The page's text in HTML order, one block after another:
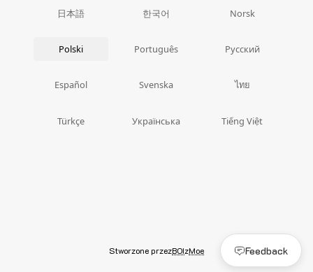
日本語 한국어 Norsk
Polski Português Русский
Español Svenska ไทย
Türkçe Українська Tiếng Việt
Stworzone przezBOIzMoe Feedback